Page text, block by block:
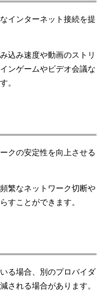
インターネット接続を提
込み速度や動画のストリ
ンゲームやビデオ会議な
。
クの安定性を向上させる
繁なネットワーク切断や
すことができます。
る場合、別のプロバイダ
される場合があります。